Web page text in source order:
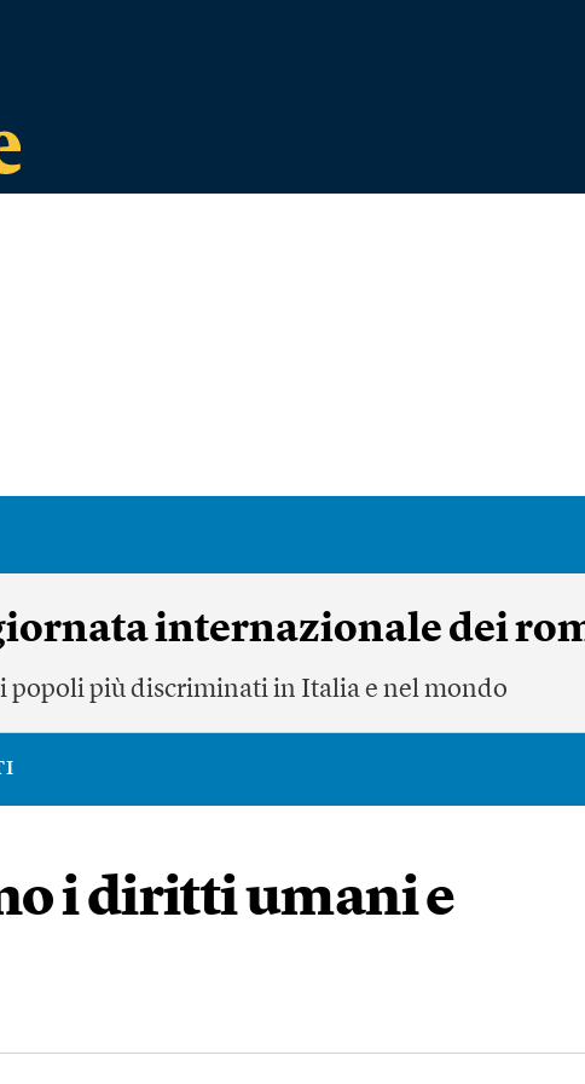
internazionale dei
popoli più discriminati in Italia e nel mondo
i diritti umani e